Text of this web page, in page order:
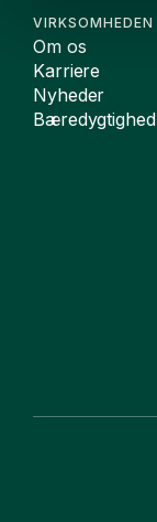
VIRKSOMHEDEN
Om os
Karriere
Nyheder